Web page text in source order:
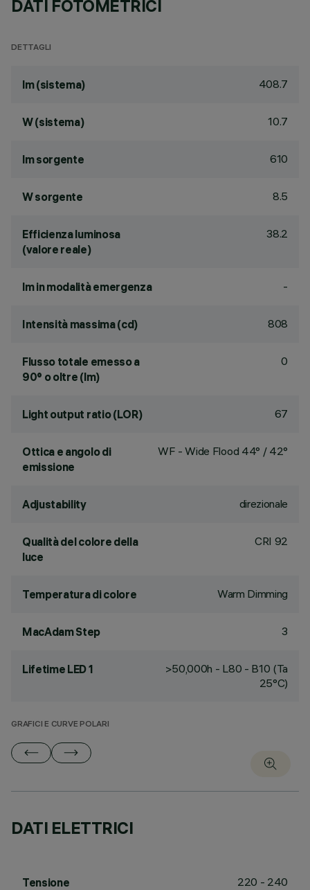
DATI FOTOMETRICI
DETTAGLI
lm (sistema) 408.7
W (sistema) 10.7
lm sorgente 610
W sorgente 8.5
Efficienza luminosa
(valore reale)
38.2
lm in modalità emergenza -
Intensità massima (cd) 808
Flusso totale emesso a
90° o oltre (lm)
0
Light output ratio (LOR) 67
Ottica e angolo di
emissione
WF - Wide Flood 44° / 42°
Adjustability direzionale
Qualità del colore della
luce
CRI 92
Temperatura di colore Warm Dimming
MacAdam Step 3
Lifetime LED 1
>50,000h - L80 - B10 (Ta
25°C)
GRAFICI E CURVE POLARI
DATI ELETTRICI
Tensione 220 - 240